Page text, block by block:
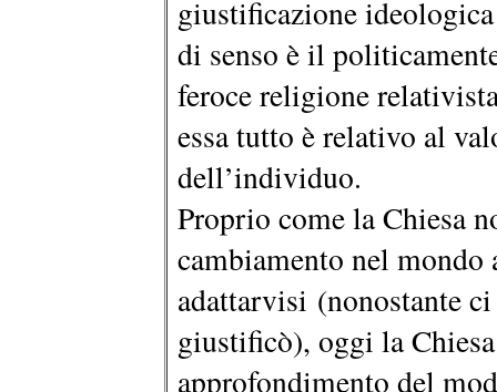
giustificazione
di senso è il
feroce religione
essa tutto è relativo al
dell’individuo.
Proprio come la Chiesa
cambiamento nel
adattarvisi (nonostante
giustificò), oggi la
approfondimento del